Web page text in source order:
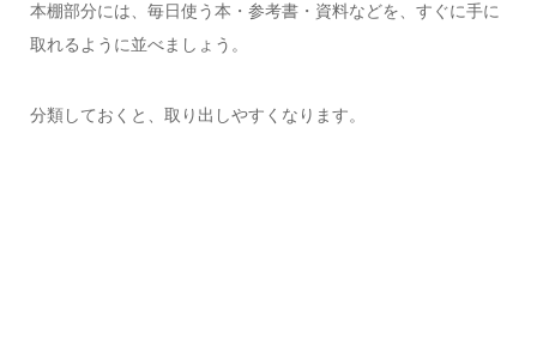
本棚部分には、毎日使う本・参考書・資料などを、すぐに手に
取れるように並べましょう。
分類しておくと、取り出しやすくなります。